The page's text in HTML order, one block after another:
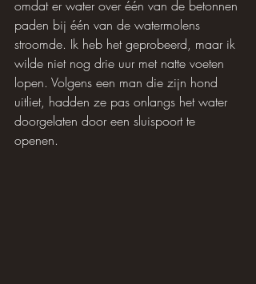
omdat er water over één van de betonnen
paden bij één van de watermolens
stroomde. Ik heb het geprobeerd, maar ik
wilde niet nog drie uur met natte voeten
lopen. Volgens een man die zijn hond
uitliet, hadden ze pas onlangs het water
doorgelaten door een sluispoort te
openen.